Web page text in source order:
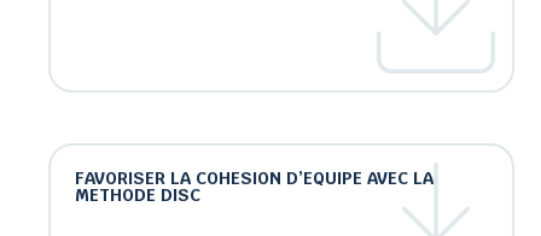
FAVORISER LA COHESION D’EQUIPE AVEC LA
METHODE DISC